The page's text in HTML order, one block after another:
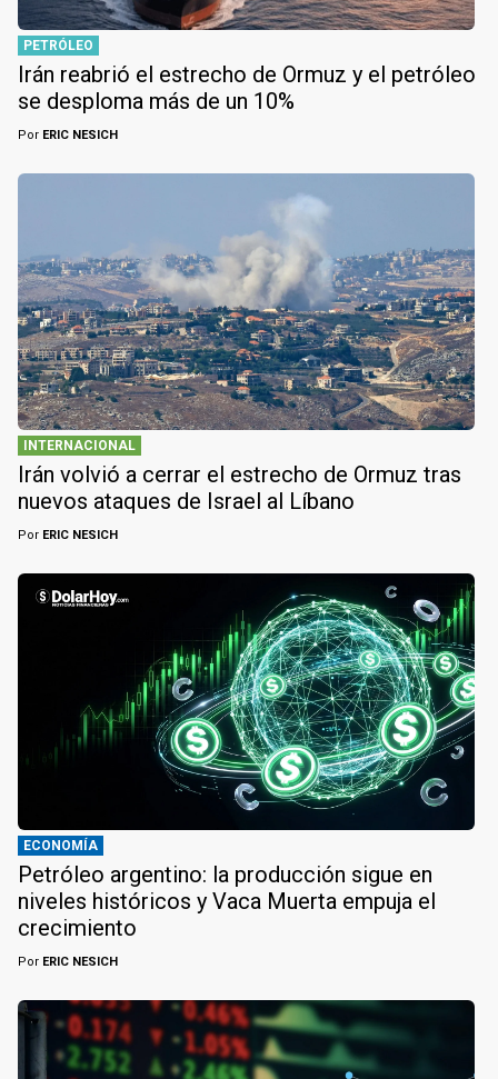
PETRÓLEO
Irán reabrió el estrecho de Ormuz y el petróleo
se desploma más de un 10%
Por ERIC NESICH
INTERNACIONAL
Irán volvió a cerrar el estrecho de Ormuz tras
nuevos ataques de Israel al Líbano
Por ERIC NESICH
ECONOMÍA
Petróleo argentino: la producción sigue en
niveles históricos y Vaca Muerta empuja el
crecimiento
Por ERIC NESICH